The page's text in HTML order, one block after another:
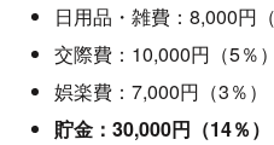
日用品・雑費：8,000円（
交際費：10,000円（5％）
娯楽費：7,000円（3％）
貯金：30,000円（14％）